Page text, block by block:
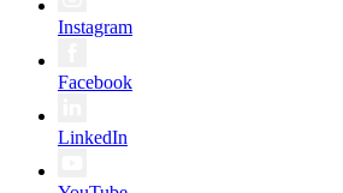
Instagram
Facebook
LinkedIn